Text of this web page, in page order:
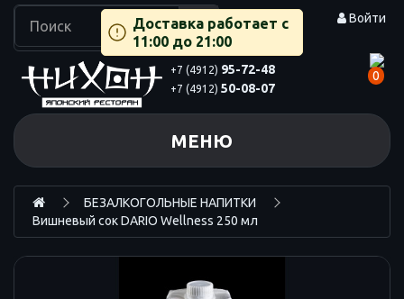
Войти
Доставка работает с
11:00 до 21:00
+7 (4912) 95-72-48
+7 (4912) 50-08-07
0
МЕНЮ
БЕЗАЛКОГОЛЬНЫЕ НАПИТКИ
Вишневый сок DARIO Wellness 250 мл